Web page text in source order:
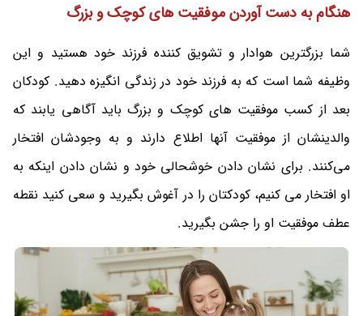
هنگام به دست آوردن موفقیت های کوچک و بزرگ
شما بزرگترین هوادار و تشویق کننده فرزند خود هستید و این
وظیفه شما است که به فرزند خود در زندگی انگیزه دهید. کودکان
بعد از کسب موفقیت های کوچک و بزرگ باید آگاهی یابند که
والدینشان از موفقیت آنها اطلاع دارند و به وجودشان افتخار
می‌کنند. برای نشان دادن خوشحالی خود و نشان دادن اینکه به
او افتخار می کنیم، کودکتان را در آغوش بگیرید و سعی کنید نقطه
عطف موفقیت او را جشن بگیرید.